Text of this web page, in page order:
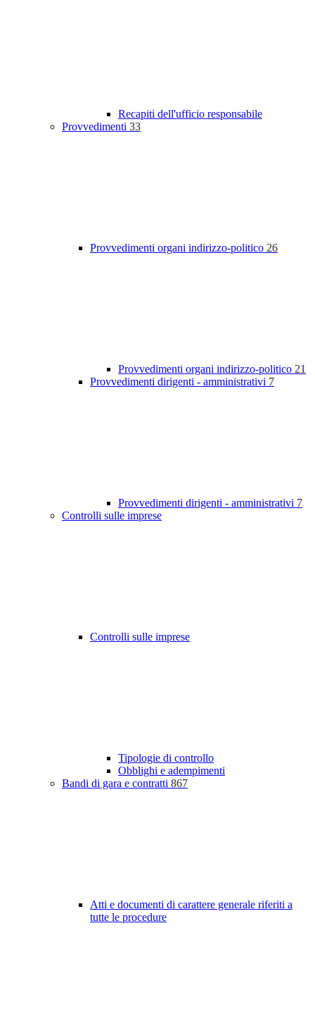
Recapiti dell'ufficio responsabile
Provvedimenti 33
Provvedimenti organi indirizzo-politico 26
Provvedimenti organi indirizzo-politico 21
Provvedimenti dirigenti - amministrativi 7
Provvedimenti dirigenti - amministrativi 7
Controlli sulle imprese
Controlli sulle imprese
Tipologie di controllo
Obblighi e adempimenti
Bandi di gara e contratti 867
Atti e documenti di carattere generale riferiti a
tutte le procedure